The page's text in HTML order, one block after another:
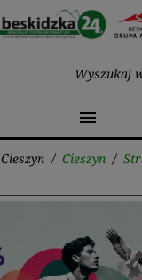
menu
Cieszyn / Cieszyn /